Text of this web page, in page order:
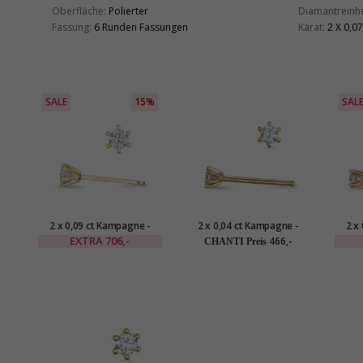
Oberfläche: Polierter
Fassung: 6 Runden Fassungen
Karat: 2 X 0,07
SALE 15%
2 x 0,09 ct Kampagne -
Diamant Solitärohrstecker
EXTRA 706,-
2 x 0,04 ct Kampagne -
Brillant Solitärohrstecker in
CHANTI Preis 466,-
SALE
2 x